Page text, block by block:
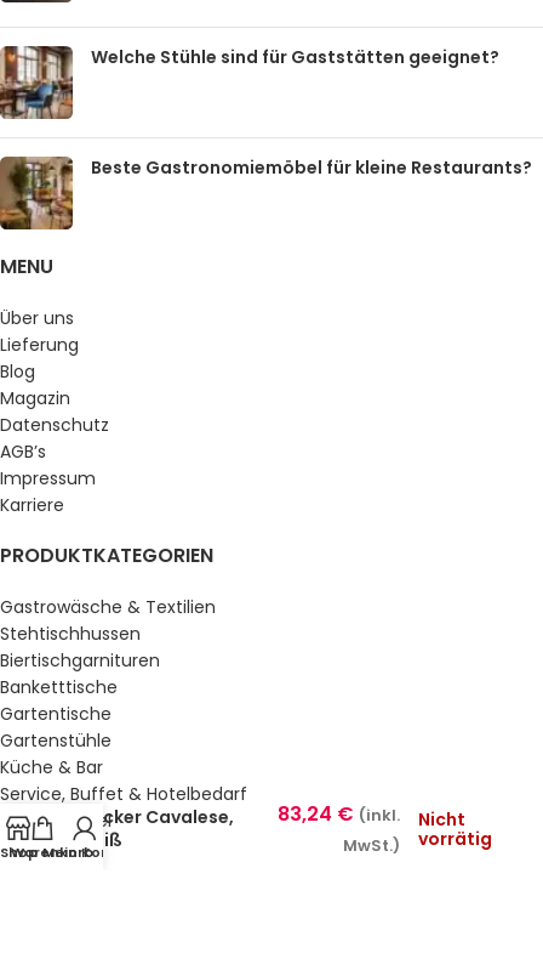
Welche Stühle sind für Gaststätten geeignet?
Beste Gastronomiemöbel für kleine Restaurants?
MENU
Über uns
Lieferung
Blog
Magazin
Datenschutz
AGB’s
Impressum
Karriere
PRODUKTKATEGORIEN
Gastrowäsche & Textilien
Stehtischhussen
Biertischgarnituren
Banketttische
Gartentische
Gartenstühle
Küche & Bar
Service, Buffet & Hotelbedarf
Gastromöbel
Schulmöbel
Shop
Warenkorb
Mein Konto
Hocker Cavalese,
weiß
83,24 € (inkl.
MwSt.)
Nicht
vorrätig